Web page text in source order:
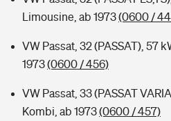
Limousine, ab 1973(0600 /
VW Passat, 32 (PASSAT), 57
1973(0600 / 456)
VW Passat, 33 (PASSAT
Kombi, ab 1973(0600 / 457)